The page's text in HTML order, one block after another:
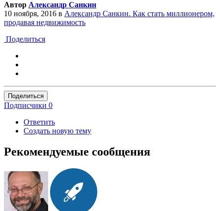
Автор Александр Санкин
10 ноября, 2016 в Александр Санкин. Как стать миллионером,
продавая недвижимость
Поделиться
Поделиться
Подписчики 0
Ответить
Создать новую тему
Рекомендуемые сообщения